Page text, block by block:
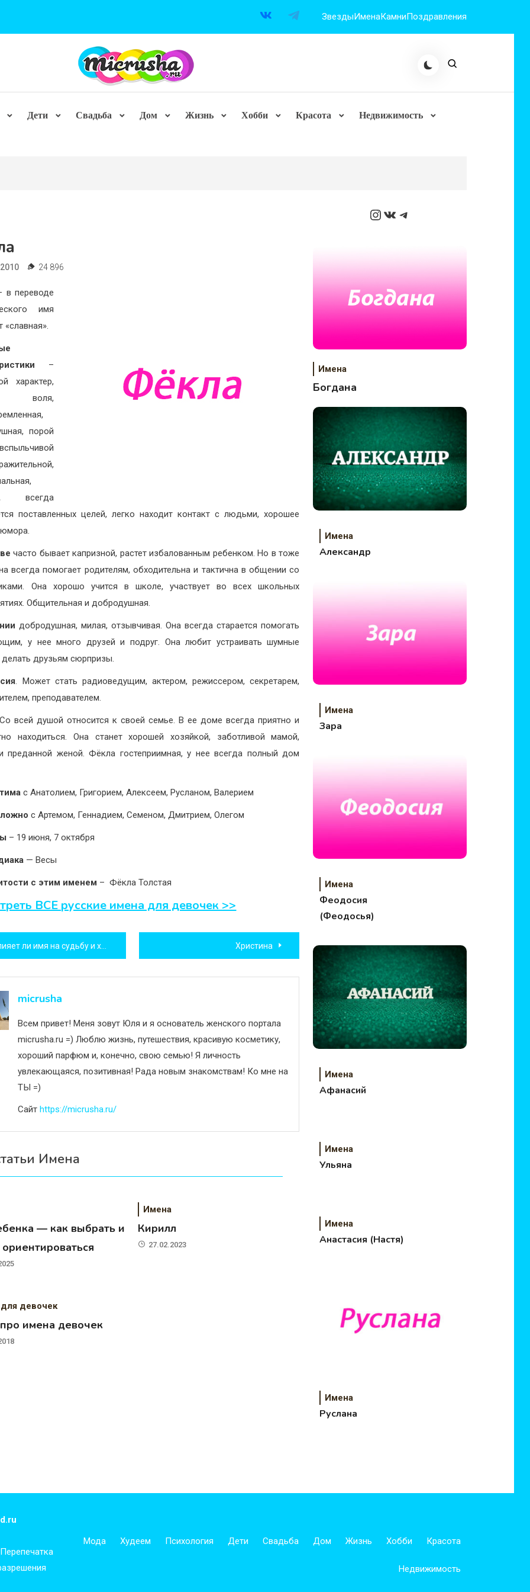
ЗвездыИменаКамниПоздравления
Дети Свадьба Дом Жизнь Хобби Красота Недвижимость
24 896
в переводе
имя
«славная».
–
характер,
воля,
порой
всегда
поставленных целей, легко находит контакт с людьми, хорошее
часто бывает капризной, растет избалованным ребенком. Но в тоже
всегда помогает родителям, обходительна и тактична в общении со
Она хорошо учится в школе, участвует во всех школьных
Общительная и добродушная.
добродушная, милая, отзывчивая. Она всегда старается помогать
у нее много друзей и подруг. Она любит устраивать шумные
делать друзьям сюрпризы.
. Может стать радиоведущим, актером, режиссером, секретарем,
преподавателем.
всей душой относится к своей семье. В ее доме всегда приятно и
находиться. Она станет хорошей хозяйкой, заботливой мамой,
преданной женой. Фёкла гостеприимная, у нее всегда полный дом
с Анатолием, Григорием, Алексеем, Русланом, Валерием
с Артемом, Геннадием, Семеном, Дмитрием, Олегом
– 19 июня, 7 октября
— Весы
с этим именем – Фёкла Толстая
ВСЕ русские имена для девочек >>
ли имя на судьбу и характер человека? Христина
micrusha
Всем привет! Меня зовут Юля и я основатель женского портала
micrusha.ru =) Люблю жизнь, путешествия, красивую косметику,
хороший парфюм и, конечно, свою семью! Я личность
увлекающаяся, позитивная! Рада новым знакомствам! Ко мне на
ТЫ =)
Сайт https://micrusha.ru/
Имена
— как выбрать и
Имена
Кирилл
27.02.2023
девочек
имена девочек
Instagram
ВКонтакте
Telegram
Имена
Богдана
Имена
Александр
Имена
Зара
Имена
Феодосия
(Феодосья)
Имена
Афанасий
Имена
Ульяна
Имена
Анастасия (Настя)
Имена
Руслана
Мода Худеем Психология Дети Свадьба Дом Жизнь Хобби Красота
Недвижимость